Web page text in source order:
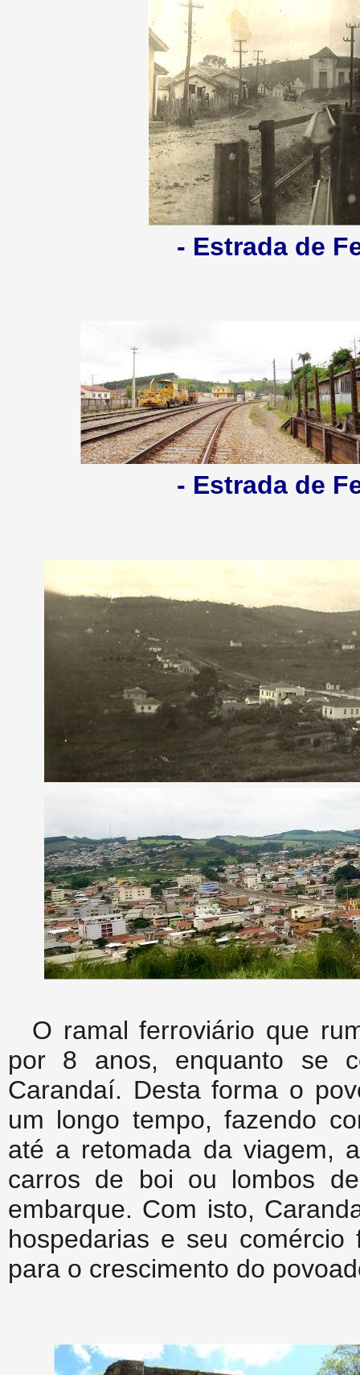
- Estrada de
- Estrada de
O ramal ferroviário que
por 8 anos, enquanto se
Carandaí. Desta forma o
um longo tempo, fazendo
até a retomada da viagem,
carros de boi ou lombos
embarque. Com isto,
hospedarias e seu
para o crescimento do